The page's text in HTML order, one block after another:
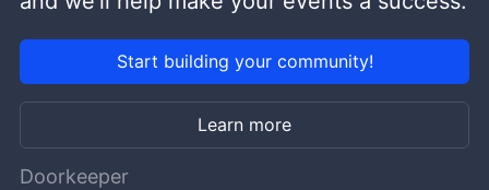
Start building your community!
Learn more
Doorkeeper